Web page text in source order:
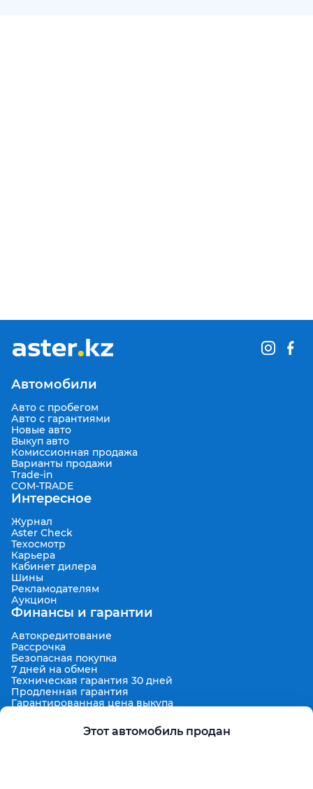
Этот автомобиль продан
Автомобили
Авто с пробегом
Авто с гарантиями
Новые авто
Выкуп авто
Комиссионная продажа
Варианты продажи
Trade-in
COM-TRADE
Интересное
Журнал
Aster Check
Техосмотр
Карьера
Кабинет дилера
Шины
Рекламодателям
Аукцион
Финансы и гарантии
Автокредитование
Рассрочка
Безопасная покупка
7 дней на обмен
Техническая гарантия 30 дней
Продленная гарантия
Гарантированная цена выкупа
Поддержка